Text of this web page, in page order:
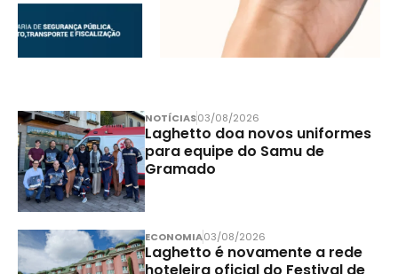
NOTÍCIAS03/08/2026
Laghetto doa novos uniformes
para equipe do Samu de
Gramado
ECONOMIA03/08/2026
Laghetto é novamente a rede
hoteleira oficial do Festival de